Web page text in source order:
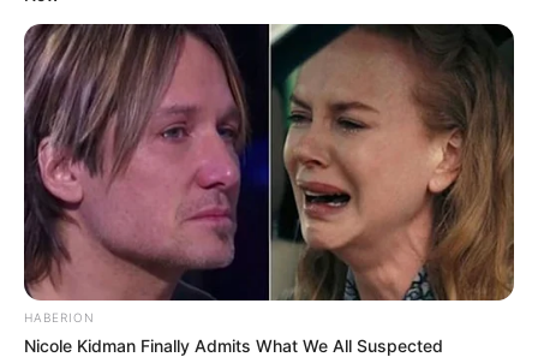
Gerau
Ausflugs- oder Freizeittipp für den Kreis
Offenbach, Offenbach und Frankfurt am Main
eintragen:
Name oder Pseudonym *:
Bezeichnung des Ausflugs- oder Freizeitziels *:
HABERION
Nicole Kidman Finally Admits What We All Suspected